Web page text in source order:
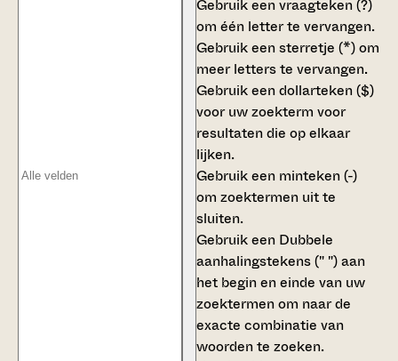
Gebruik eenvraagteken (?)
om één letter te vervangen.
Gebruik eensterretje (*)om
meer letters te vervangen.
Gebruik eendollarteken ($)
voor uw zoekterm voor
resultaten die op elkaar
lijken.
Gebruik een minteken (-)
om zoektermen uit te
sluiten.
Gebruik een Dubbele
aanhalingstekens (" ")aan
het begin en einde van uw
zoektermen om naar de
exacte combinatie van
woorden te zoeken.